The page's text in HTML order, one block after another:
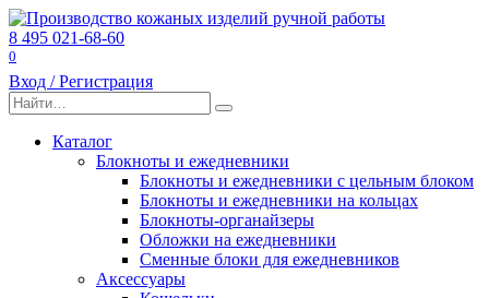
Перейти
к
содержанию
8 495 021-68-60
0
Вход / Регистрация
Search
for:
Каталог
Блокноты и ежедневники
Блокноты и ежедневники с цельным блоком
Блокноты и ежедневники на кольцах
Блокноты-органайзеры
Обложки на ежедневники
Сменные блоки для ежедневников
Аксессуары